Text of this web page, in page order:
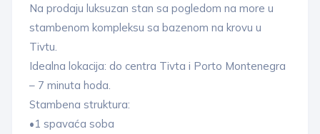
Na prodaju luksuzan stan sa pogledom na more u
stambenom kompleksu sa bazenom na krovu u
Tivtu.
Idealna lokacija: do centra Tivta i Porto Montenegra
– 7 minuta hoda.
Stambena struktura:
•1 spavaća soba